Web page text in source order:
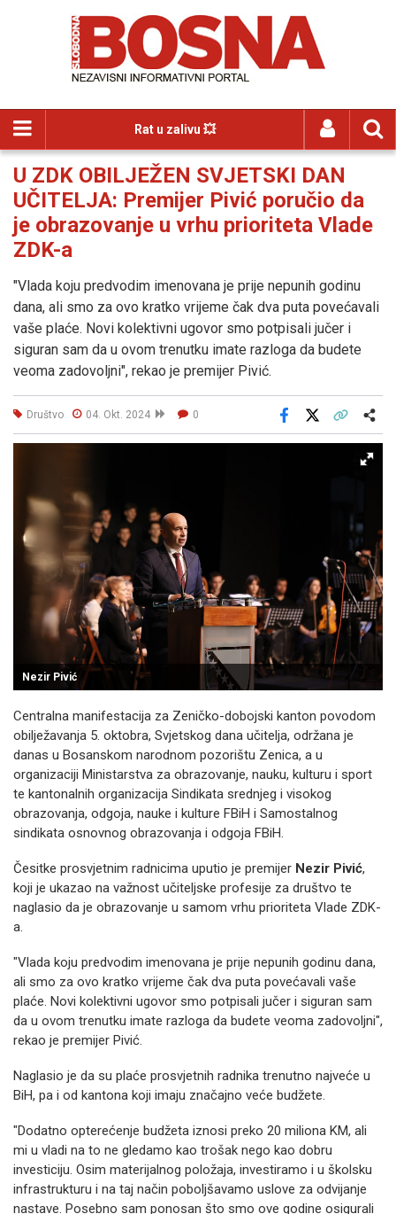
Rat u zalivu 💥
U ZDK OBILJEŽEN SVJETSKI DAN
UČITELJA: Premijer Pivić poručio da
je obrazovanje u vrhu prioriteta Vlade
ZDK-a
"Vlada koju predvodim imenovana je prije nepunih godinu
dana, ali smo za ovo kratko vrijeme čak dva puta povećavali
vaše plaće. Novi kolektivni ugovor smo potpisali jučer i
siguran sam da u ovom trenutku imate razloga da budete
veoma zadovoljni", rekao je premijer Pivić.
Društvo 04. Okt. 2024 0
Facebook
Nezir Pivić
Centralna manifestacija za Zeničko-dobojski kanton povodom
obilježavanja 5. oktobra, Svjetskog dana učitelja, održana je
danas u Bosanskom narodnom pozorištu Zenica, a u
organizaciji Ministarstva za obrazovanje, nauku, kulturu i sport
te kantonalnih organizacija Sindikata srednjeg i visokog
obrazovanja, odgoja, nauke i kulture FBiH i Samostalnog
sindikata osnovnog obrazovanja i odgoja FBiH.
Česitke prosvjetnim radnicima uputio je premijer Nezir Pivić,
koji je ukazao na važnost učiteljske profesije za društvo te
naglasio da je obrazovanje u samom vrhu prioriteta Vlade ZDK-
a.
"Vlada koju predvodim imenovana je prije nepunih godinu dana,
ali smo za ovo kratko vrijeme čak dva puta povećavali vaše
plaće. Novi kolektivni ugovor smo potpisali jučer i siguran sam
da u ovom trenutku imate razloga da budete veoma zadovoljni",
rekao je premijer Pivić.
Naglasio je da su plaće prosvjetnih radnika trenutno najveće u
BiH, pa i od kantona koji imaju značajno veće budžete.
"Dodatno opterećenje budžeta iznosi preko 20 miliona KM, ali
mi u vladi na to ne gledamo kao trošak nego kao dobru
investiciju. Osim materijalnog položaja, investiramo i u školsku
infrastrukturu i na taj način poboljšavamo uslove za odvijanje
nastave. Posebno sam ponosan što smo ove godine osigurali